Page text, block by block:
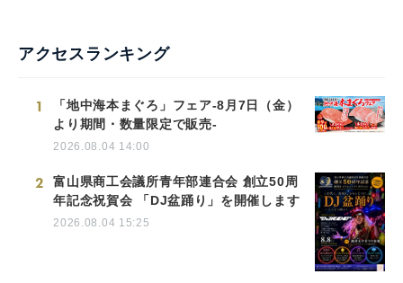
アクセスランキング
1
「地中海本まぐろ」フェア-8月7日（金）
より期間・数量限定で販売-
2026.08.04 14:00
2
富山県商工会議所青年部連合会 創立50周
年記念祝賀会 「DJ盆踊り」を開催します
2026.08.04 15:25